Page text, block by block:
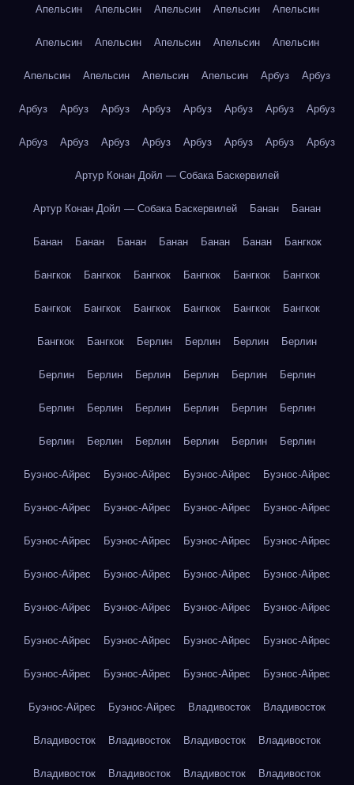
Апельсин Апельсин Апельсин Апельсин Апельсин
Апельсин Апельсин Апельсин Апельсин Апельсин
Апельсин Апельсин Апельсин Апельсин Арбуз Арбуз
Арбуз Арбуз Арбуз Арбуз Арбуз Арбуз Арбуз Арбуз
Арбуз Арбуз Арбуз Арбуз Арбуз Арбуз Арбуз Арбуз
Артур Конан Дойл — Собака Баскервилей
Артур Конан Дойл — Собака Баскервилей Банан Банан
Банан Банан Банан Банан Банан Банан Бангкок
Бангкок Бангкок Бангкок Бангкок Бангкок Бангкок
Бангкок Бангкок Бангкок Бангкок Бангкок Бангкок
Бангкок Бангкок Берлин Берлин Берлин Берлин
Берлин Берлин Берлин Берлин Берлин Берлин
Берлин Берлин Берлин Берлин Берлин Берлин
Берлин Берлин Берлин Берлин Берлин Берлин
Буэнос-Айрес Буэнос-Айрес Буэнос-Айрес Буэнос-Айрес
Буэнос-Айрес Буэнос-Айрес Буэнос-Айрес Буэнос-Айрес
Буэнос-Айрес Буэнос-Айрес Буэнос-Айрес Буэнос-Айрес
Буэнос-Айрес Буэнос-Айрес Буэнос-Айрес Буэнос-Айрес
Буэнос-Айрес Буэнос-Айрес Буэнос-Айрес Буэнос-Айрес
Буэнос-Айрес Буэнос-Айрес Буэнос-Айрес Буэнос-Айрес
Буэнос-Айрес Буэнос-Айрес Буэнос-Айрес Буэнос-Айрес
Буэнос-Айрес Буэнос-Айрес Владивосток Владивосток
Владивосток Владивосток Владивосток Владивосток
Владивосток Владивосток Владивосток Владивосток